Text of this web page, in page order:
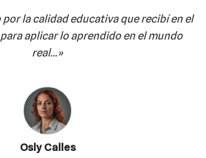
la calidad educativa que recibí en el
aplicar lo aprendido en el mundo
real…»
Osly Calles